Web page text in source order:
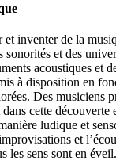
et inventer de la
sonorités et des
acoustiques et
à disposition en
Des musiciens
cette découverte
ludique et
et
les sens sont en éveil.